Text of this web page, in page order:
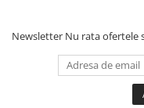
Newsletter Nu rata ofertele